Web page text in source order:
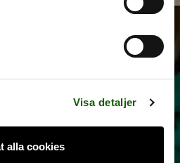
Visa detaljer
alla cookies
SKOVÅRD
effektiv skorengöring
nu